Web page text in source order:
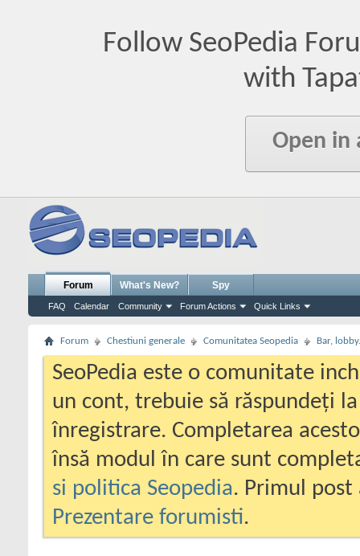
Follow SeoPedia
with
Open in
Forum
FAQ Calendar Community Forum Actions Quick Links
What's New? Spy
Forum Chestiuni generale Comunitatea Seopedia Bar,
SeoPedia este o comunitate
un cont, trebuie să răspundeți
înregistrare. Completarea
însă modul în care sunt
si politica Seopedia. Primul
Prezentare forumisti.